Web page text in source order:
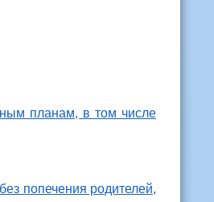
планам, в том числе
попечения родителей,